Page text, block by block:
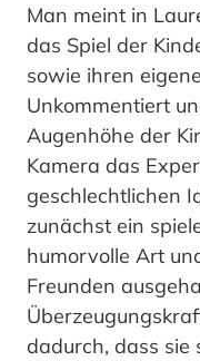
Man meint in
das Spiel der
sowie ihren
Unkommentiert
Augenhöhe der
Kamera das
geschlechtlichen
zunächst ein
humorvolle Art
Freunden
dadurch, dass sie